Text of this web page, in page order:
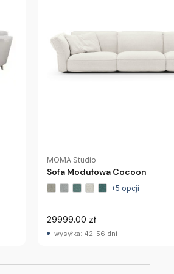
MOMA Studio
Sofa Modułowa Cocoon
+5 opcji
29999.00 zł
wysyłka: 42-56 dni